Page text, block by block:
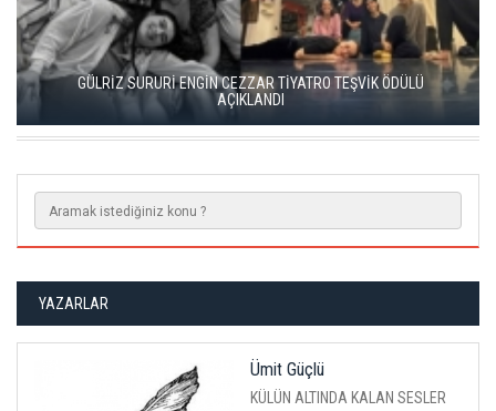
GÜLRİZ SURURİ ENGİN CEZZAR TİYATRO TEŞVİK ÖDÜLÜ
AÇIKLANDI
YAZARLAR
Ümit Güçlü
KÜLÜN ALTINDA KALAN SESLER